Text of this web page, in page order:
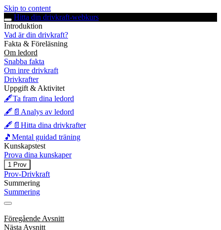
Skip to content
Hitta din drivkraft-webkurs
Introduktion
Vad är din drivkraft?
Fakta & Föreläsning
Om ledord
Snabba fakta
Om inre drivkraft
Drivkrafter
Uppgift & Aktivitet
🖋️Ta fram dina ledord
🖋️📄Analys av ledord
🖋️📄Hitta dina drivkrafter
🎵Mental guidad träning
Kunskapstest
Prova dina kunskaper
Expandera
Prova
dina
kunskaper
1 Prov
Prov-Drivkraft
Summering
Summering
Föregående Avsnitt
Nästa Avsnitt